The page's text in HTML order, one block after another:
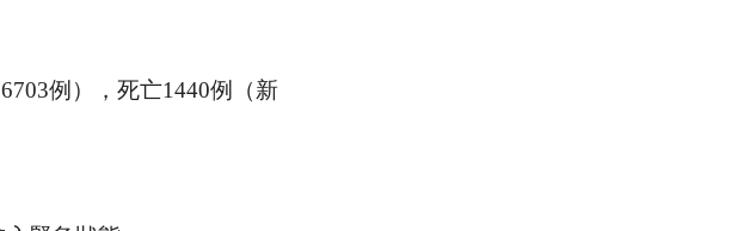
例），死亡1440例（新